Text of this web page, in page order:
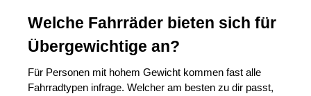
Welche Fahrräder bieten sich für
Übergewichtige an?
Für Personen mit hohem Gewicht kommen fast alle
Fahrradtypen infrage. Welcher am besten zu dir passt,